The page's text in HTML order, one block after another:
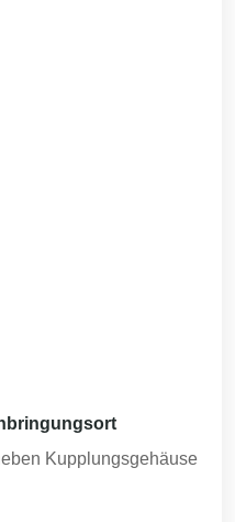
Kupplungsgehäuse